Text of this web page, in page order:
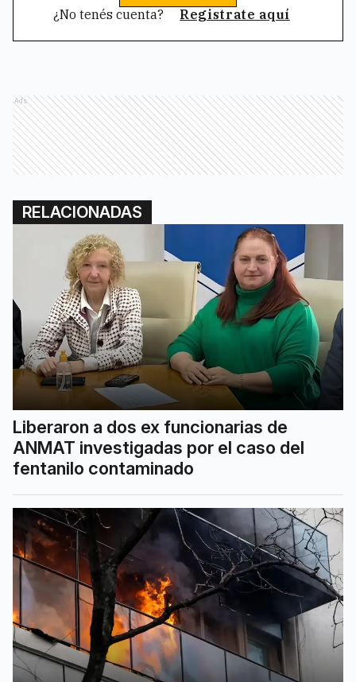
¿No tenés cuenta? Registrate aquí
Ads
RELACIONADAS
Liberaron a dos ex funcionarias de
ANMAT investigadas por el caso del
fentanilo contaminado